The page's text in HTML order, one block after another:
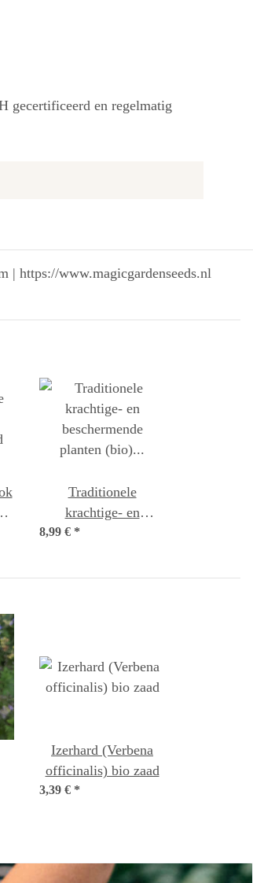
gecertificeerd en regelmatig
| https://www.magicgardenseeds.nl
Traditionele
krachtige- en
beschermende
set
8,99 € *
Izerhard (Verbena
officinalis) bio zaad
3,39 € *